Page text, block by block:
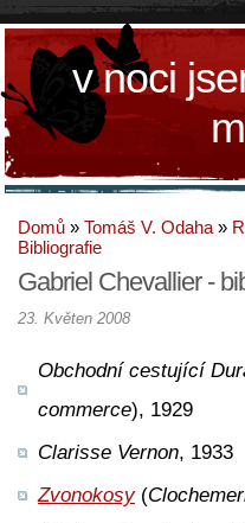
v noci
Domů » Tomáš V. Odaha »
Bibliografie
Gabriel Chevallier -
23. Květen 2008
Obchodní cestující
commerce), 1929
Clarisse Vernon, 1933
Zvonokosy(